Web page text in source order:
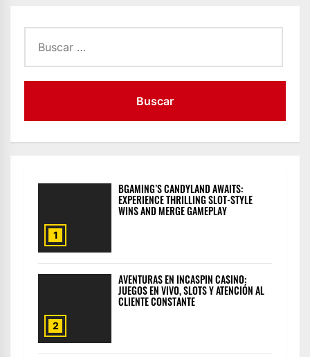
1
BGAMING’S CANDYLAND AWAITS:
EXPERIENCE THRILLING SLOT-STYLE
WINS AND MERGE GAMEPLAY
2
AVENTURAS EN INCASPIN CASINO:
JUEGOS EN VIVO, SLOTS Y ATENCIÓN AL
CLIENTE CONSTANTE